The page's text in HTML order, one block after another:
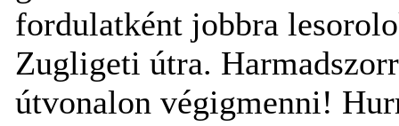
fordulatként jobbra
Zugligeti útra.
útvonalon végigmenni!